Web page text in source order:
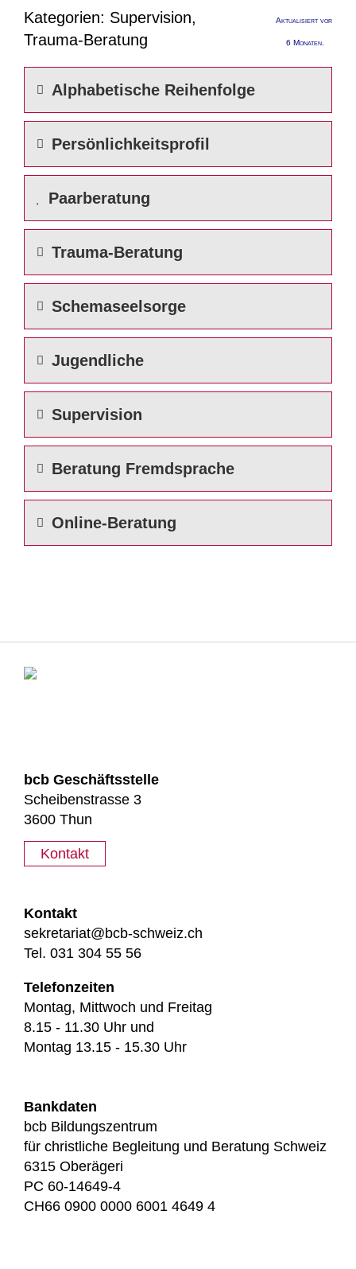
Kategorien: Supervision,
Trauma-Beratung
Aktualisiert vor
6 Monaten.
Alphabetische Reihenfolge
Persönlichkeitsprofil
Paarberatung
Trauma-Beratung
Schemaseelsorge
Jugendliche
Supervision
Beratung Fremdsprache
Online-Beratung
bcb Geschäftsstelle
Scheibenstrasse 3
3600 Thun
Kontakt
Kontakt
sekretariat@bcb-schweiz.ch
Tel. 031 304 55 56
Telefonzeiten
Montag, Mittwoch und Freitag
8.15 - 11.30 Uhr und
Montag 13.15 - 15.30 Uhr
Bankdaten
bcb Bildungszentrum
für christliche Begleitung und Beratung Schweiz
6315 Oberägeri
PC 60-14649-4
CH66 0900 0000 6001 4649 4